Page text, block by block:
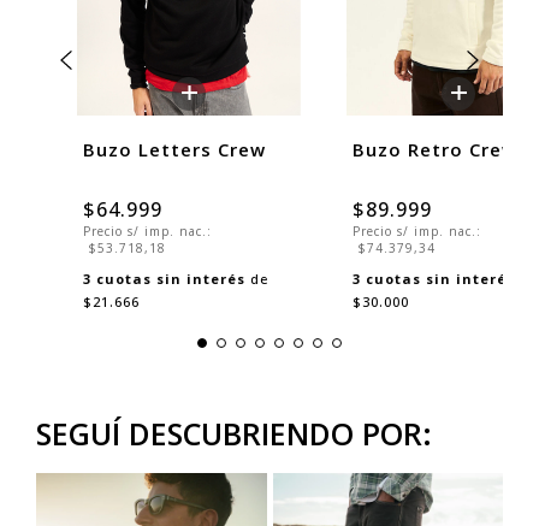
+
Buzo Letters Crew
$64.999
Precio s/ imp. nac.:
$53.718,18
3 cuotas sin interés de
$21.666
+
Buzo Retro Crew
$89.999
Precio s/ imp. nac.:
$74.379,34
3 cuotas sin interés
$30.000
SEGUÍ DESCUBRIENDO POR: